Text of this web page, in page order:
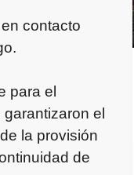
contacto
para el
el
la provisión
de